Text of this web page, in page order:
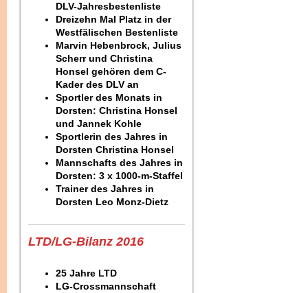
DLV-Jahresbestenliste
Dreizehn Mal Platz in der
Westfälischen Bestenliste
Marvin Hebenbrock, Julius
Scherr und Christina
Honsel gehören dem C-
Kader des DLV an
Sportler des Monats in
Dorsten: Christina Honsel
und Jannek Kohle
Sportlerin des Jahres in
Dorsten Christina Honsel
Mannschafts des Jahres in
Dorsten: 3 x 1000-m-Staffel
Trainer des Jahres in
Dorsten Leo Monz-Dietz
LTD/LG-Bilanz 2016
25 Jahre LTD
LG-Crossmannschaft